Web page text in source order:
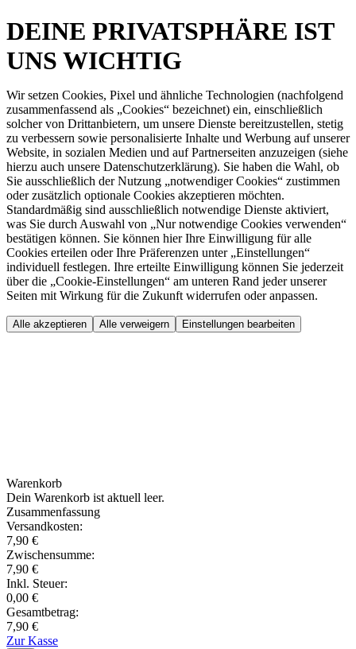
DEINE PRIVATSPHÄRE IST
UNS WICHTIG
Wir setzen Cookies, Pixel und ähnliche Technologien (nachfolgend
zusammenfassend als „Cookies“ bezeichnet) ein, einschließlich
solcher von Drittanbietern, um unsere Dienste bereitzustellen, stetig
zu verbessern sowie personalisierte Inhalte und Werbung auf unserer
Website, in sozialen Medien und auf Partnerseiten anzuzeigen (siehe
hierzu auch unsere Datenschutzerklärung). Sie haben die Wahl, ob
Sie ausschließlich der Nutzung „notwendiger Cookies“ zustimmen
oder zusätzlich optionale Cookies akzeptieren möchten.
Standardmäßig sind ausschließlich notwendige Dienste aktiviert,
was Sie durch Auswahl von „Nur notwendige Cookies verwenden“
bestätigen können. Sie können hier Ihre Einwilligung für alle
Cookies erteilen oder Ihre Präferenzen unter „Einstellungen“
individuell festlegen. Ihre erteilte Einwilligung können Sie jederzeit
über die „Cookie-Einstellungen“ am unteren Rand jeder unserer
Seiten mit Wirkung für die Zukunft widerrufen oder anpassen.
Alle akzeptieren Alle verweigern Einstellungen bearbeiten
Warenkorb
Dein Warenkorb ist aktuell leer.
Zusammenfassung
Versandkosten:
7,90 €
Zwischensumme:
7,90 €
Inkl. Steuer:
0,00 €
Gesamtbetrag:
7,90 €
Zur Kasse